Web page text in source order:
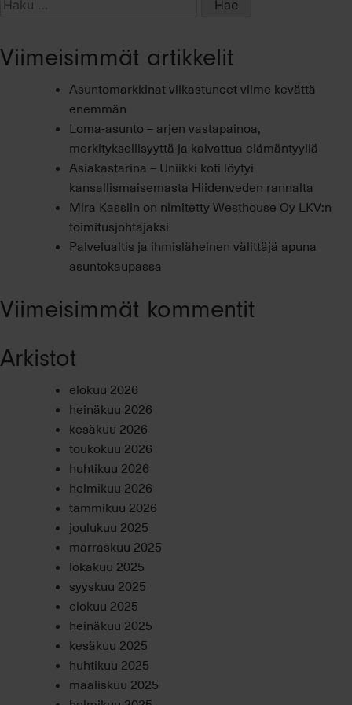
Viimeisimmät artikkelit
Asuntomarkkinat vilkastuneet viime kevättä
enemmän
Loma-asunto – arjen vastapainoa,
merkityksellisyyttä ja kaivattua elämäntyyliä
Asiakastarina – Uniikki koti löytyi
kansallismaisemasta Hiidenveden rannalta
Mira Kasslin on nimitetty Westhouse Oy LKV:n
toimitusjohtajaksi
Palvelualtis ja ihmisläheinen välittäjä apuna
asuntokaupassa
Viimeisimmät kommentit
Arkistot
elokuu 2026
heinäkuu 2026
kesäkuu 2026
toukokuu 2026
huhtikuu 2026
helmikuu 2026
tammikuu 2026
joulukuu 2025
marraskuu 2025
lokakuu 2025
syyskuu 2025
elokuu 2025
heinäkuu 2025
kesäkuu 2025
huhtikuu 2025
maaliskuu 2025